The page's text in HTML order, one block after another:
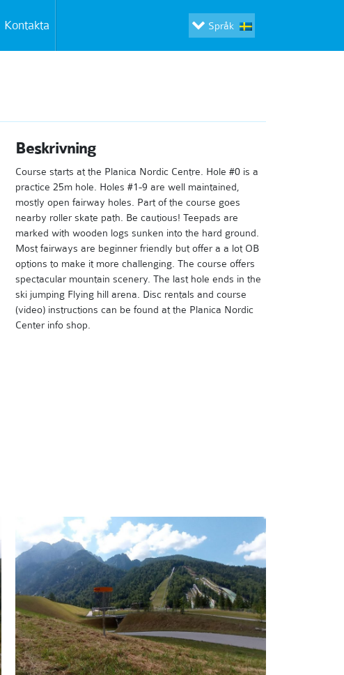
Kontakta Språk
Beskrivning
Course starts at the Planica Nordic Centre. Hole #0 is a
practice 25m hole. Holes #1-9 are well maintained,
mostly open fairway holes. Part of the course goes
nearby roller skate path. Be cautious! Teepads are
marked with wooden logs sunken into the hard ground.
Most fairways are beginner friendly but offer a a lot OB
options to make it more challenging. The course offers
spectacular mountain scenery. The last hole ends in the
ski jumping Flying hill arena. Disc rentals and course
(video) instructions can be found at the Planica Nordic
Center info shop.